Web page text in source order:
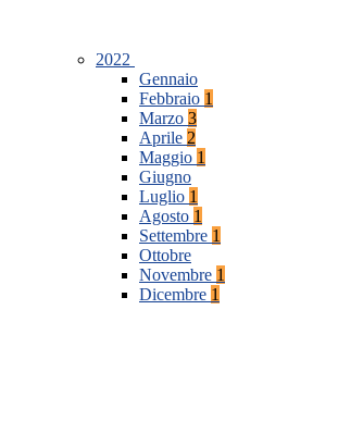
2022
Gennaio
Febbraio 1
Marzo 3
Aprile 2
Maggio 1
Giugno
Luglio 1
Agosto 1
Settembre 1
Ottobre
Novembre 1
Dicembre 1